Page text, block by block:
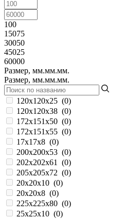
100
15075
30050
45025
60000
Размер, мм.мм.мм.
Размер, мм.мм.мм.
120x120x25 (0)
120x120x38 (0)
172x151x50 (0)
172x151x55 (0)
17x17x8 (0)
200x200x53 (0)
202x202x61
(0)
205x205x72 (0)
20x20x10 (0)
20x20x8 (0)
225x225x80 (0)
25x25x10 (0)